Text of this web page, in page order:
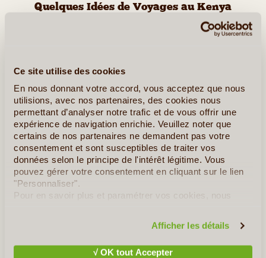
Ce site utilise des cookies
En nous donnant votre accord, vous acceptez que nous
utilisions, avec nos partenaires, des cookies nous
permettant d’analyser notre trafic et de vous offrir une
expérience de navigation enrichie. Veuillez noter que
certains de nos partenaires ne demandent pas votre
consentement et sont susceptibles de traiter vos
données selon le principe de l'intérêt légitime. Vous
pouvez gérer votre consentement en cliquant sur le lien
"Personnaliser".
Pour en savoir plus et paramétrer vos cookies, nous
Afficher les détails
√ OK tout Accepter
Quelques Idées de Voyages au Kenya
Vallée du Rift, Solio Game Reserve et Maasai Mara
12J/11N
comme Nakuru et Masai Mara mais aussi les Aberdares moins
fréquentés et moins touristiques. Visite d’une région rurale
(vallée de Subukia), avec rencontre de ses habitants, visite (...)